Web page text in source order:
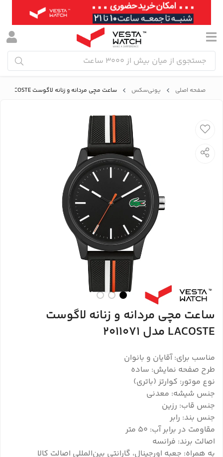
صفحه اصلی یونی‌سکس ساعت مچی مردانه و زنانه لاگوست LACOSTE مدل 2011071
ساعت مچی مردانه و زنانه لاگوست
LACOSTE مدل 2011071
مناسب برای: آقایان و بانوان
طرح صفحه نمایش: ساده
نوع موتور: کوارتز (باتری)
جنس شیشه: معدنی
جنس قاب: رزین
جنس بند: رابر
مقاومت در برابر آب: 50 متر
اصالت برند: فرانسه
به همراه: جعبه اورجینال، گارانتی بین‌المللی اصالت کالا